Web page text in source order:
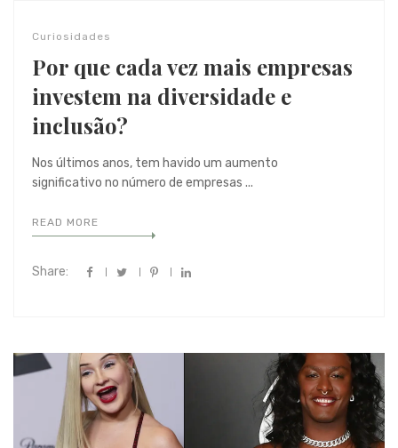
Curiosidades
Por que cada vez mais empresas
investem na diversidade e
inclusão?
Nos últimos anos, tem havido um aumento
significativo no número de empresas ...
READ MORE
Share: